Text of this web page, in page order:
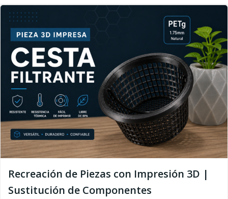
Recreación de Piezas con Impresión 3D |
Sustitución de Componentes